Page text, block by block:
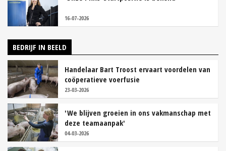
16-07-2026
BEDRIJF IN BEELD
Handelaar Bart Troost ervaart voordelen van
coöperatieve voerfusie
23-03-2026
'We blijven groeien in ons vakmanschap met
deze teamaanpak'
04-03-2026